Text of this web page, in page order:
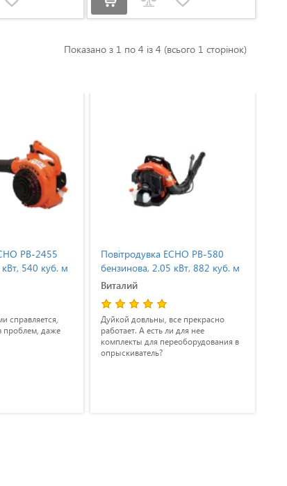
Показано з 1 по 4 із 4 (всього 1 сторінок)
PB-2455
540 куб. м
справляется,
проблем, даже
Повітродувка ECHO PB-580
бензинова, 2.05 кВт, 882 куб. м
/ год
Виталий
Дуйкой довльны, все прекрасно
работает. А есть ли для нее
комплекты для переоборудования в
опрыскиватель?